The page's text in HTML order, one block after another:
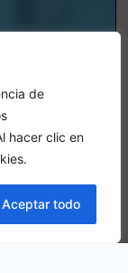
de
hacer clic en
Aceptar todo
PRENOTA